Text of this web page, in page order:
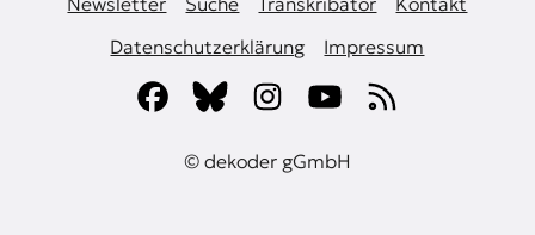
Datenschutzerklärung
Impressum
© dekoder gGmbH